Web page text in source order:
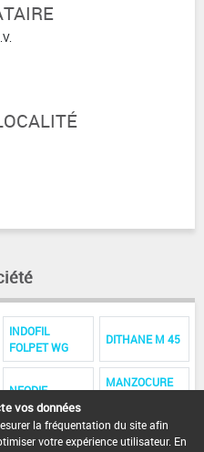
INDOFIL
FOLPET WG
DITHANE M 45
NEODIF
MANZOCURE
vos données
la fréquentation du site afin
votre expérience utilisateur. En